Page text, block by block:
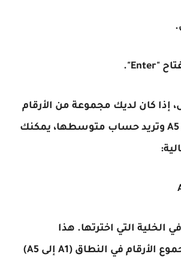
إذا كان لديك مجموعة من الأرقام
في الخلايا A1 إلى A5 وتريد حساب متوسطها، يمكنك
الخلية التي اخترتها. هذا
المتوسط هو مجموع الأرقام في النطاق (A1 إلى A5)